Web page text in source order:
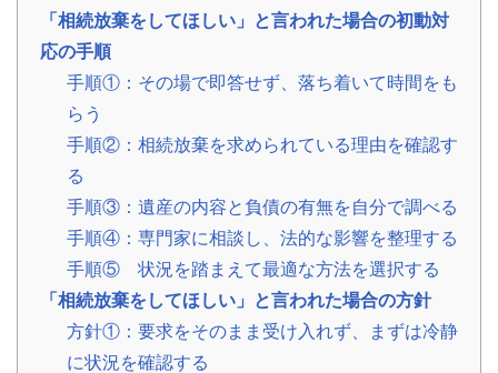
お
客
様
声
ご
た
だ
い
た
お
客
様
の
レ
ビ
「相続放棄をしてほしい」と言われた場合の初動対
応の手順
手順①：その場で即答せず、落ち着いて時間をも
らう
手順②：相続放棄を求められている理由を確認す
る
手順③：遺産の内容と負債の有無を自分で調べる
手順④：専門家に相談し、法的な影響を整理する
手順⑤ 状況を踏まえて最適な方法を選択する
「相続放棄をしてほしい」と言われた場合の方針
方針①：要求をそのまま受け入れず、まずは冷静
に状況を確認する